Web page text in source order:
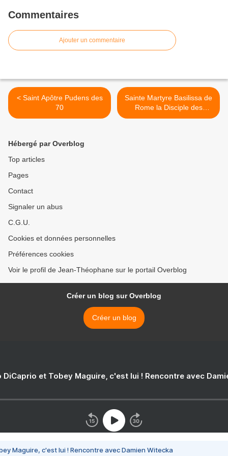
Commentaires
Ajouter un commentaire
< Saint Apôtre Pudens des
70
Sainte Martyre Basilissa de
Rome la Disciple des
apôtres saints Piotr et Paul
Hébergé par Overblog
Top articles
Pages
Contact
Signaler un abus
C.G.U.
Cookies et données personnelles
Préférences cookies
Voir le profil de Jean-Théophane sur le portail Overblog
Créer un blog sur Overblog
Créer un blog
DiCaprio et Tobey Maguire, c'est lui ! Rencontre avec
Maguire, c'est lui ! Rencontre avec Damien Witecka